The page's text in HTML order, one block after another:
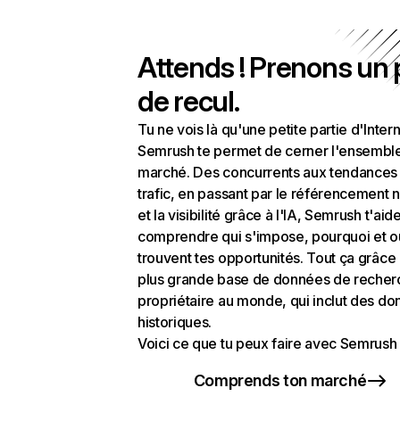
Attends ! Prenons un
de recul.
Tu ne vois là qu'une petite partie
Semrush te permet de cerner
marché. Des concurrents aux
trafic, en passant par le référencement
et la visibilité grâce à l'IA, Semrush
comprendre qui s'impose, pourquoi et
trouvent tes opportunités. Tout ça grâce
plus grande base de données de
propriétaire au monde, qui inclut des
historiques.
Voici ce que tu peux faire avec Semrush
Comprends ton marché